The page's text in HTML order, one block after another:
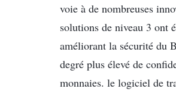
voie à de nombreuses
solutions de niveau 3 ont
améliorant la sécurité du
degré plus élevé de
monnaies. le logiciel de